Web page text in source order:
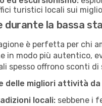
turistici locali sui
durante la bassa
è perfetta per chi
in modo più autentico,
spesso offrono sconti
delle migliori attività
locali: sebbene i